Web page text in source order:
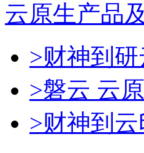
云原生产品
>财神到
>磐云 云
>财神到